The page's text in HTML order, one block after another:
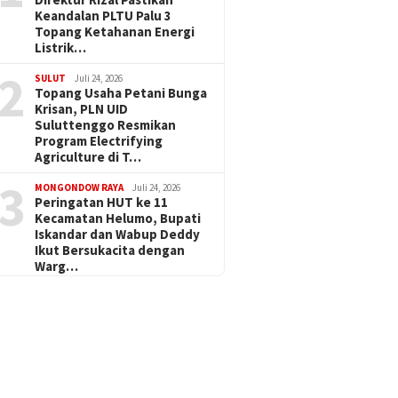
Keandalan PLTU Palu 3
Topang Ketahanan Energi
Listrik…
SULUT Juli 24, 2026
Topang Usaha Petani Bunga
Krisan, PLN UID
Suluttenggo Resmikan
Program Electrifying
Agriculture di T…
MONGONDOW RAYA Juli 24, 2026
Peringatan HUT ke 11
Kecamatan Helumo, Bupati
Iskandar dan Wabup Deddy
Ikut Bersukacita dengan
Warg…